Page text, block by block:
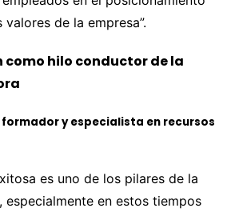
de la empresa”.
como hilo conductor de la
formador y especialista en recursos
es uno de los pilares de la
especialmente en estos tiempos